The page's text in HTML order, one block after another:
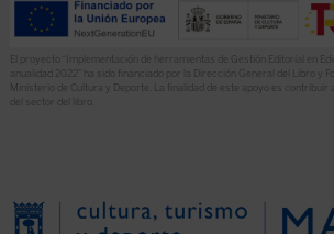
El proyecto “Implementación de herramientas de Gestión Editorial en
anualidad 2022” ha sido financiado por la Dirección General del Libro y
Ministerio de Cultura y Deporte. La finalidad de este apoyo es contribuir
del sector del libro.